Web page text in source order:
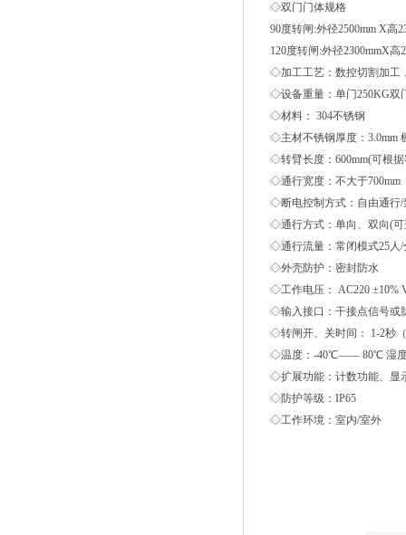
◇双门门体规格
90度转闸:外径2500mm X高
120度转闸:外径2300mmX高
◇加工工艺：数控切割加工
◇设备重量：单门250KG双
◇材料： 304不锈钢
◇主材不锈钢厚度：3.0mm
◇转臂长度：600mm(可根据
◇通行宽度：不大于700mm
◇断电控制方式：自由通行/
◇通行方式：单向、双向(可
◇通行流量：常闭模式25人/
◇外壳防护：密封防水
◇工作电压： AC220 ±10%
◇输入接口：干接点信号或脉
◇转闸开、关时间： 1-2秒（
◇温度：-40℃—— 80℃ 湿度
◇扩展功能：计数功能、显示
◇防护等级：IP65
◇工作环境：室内/室外